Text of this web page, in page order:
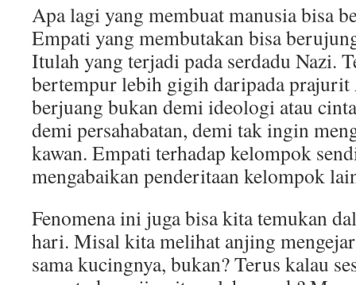
Apa lagi yang membuat manusia bisa
Empati yang membutakan bisa
Itulah yang terjadi pada serdadu Nazi.
bertempur lebih gigih daripada
berjuang bukan demi ideologi atau
demi persahabatan, demi tak ingin
kawan. Empati terhadap kelompok
mengabaikan penderitaan kelompok
Fenomena ini juga bisa kita temukan
hari. Misal kita melihat anjing
sama kucingnya, bukan? Terus kalau